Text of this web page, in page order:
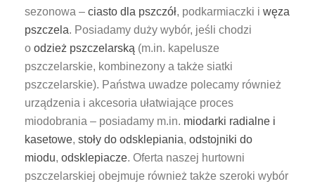
sezonowa – ciasto dla pszczół, podkarmiaczki i węza
pszczela. Posiadamy duży wybór, jeśli chodzi
o odzież pszczelarską (m.in. kapelusze
pszczelarskie, kombinezony a także siatki
pszczelarskie). Państwa uwadze polecamy również
urządzenia i akcesoria ułatwiające proces
miodobrania – posiadamy m.in. miodarki radialne i
kasetowe, stoły do odsklepiania, odstojniki do
miodu, odsklepiacze. Oferta naszej hurtowni
pszczelarskiej obejmuje również także szeroki wybór